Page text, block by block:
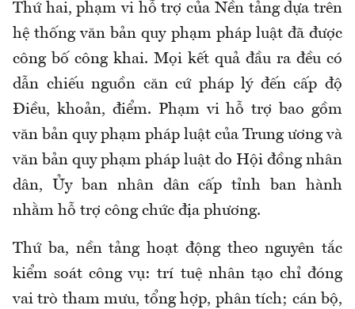
Thứ hai, phạm vi hỗ trợ của Nền tảng dựa trên
hệ thống văn bản quy phạm pháp luật đã được
công bố công khai. Mọi kết quả đầu ra đều có
dẫn chiếu nguồn căn cứ pháp lý đến cấp độ
Điều, khoản, điểm. Phạm vi hỗ trợ bao gồm
văn bản quy phạm pháp luật của Trung ương và
văn bản quy phạm pháp luật do Hội đồng nhân
dân, Ủy ban nhân dân cấp tỉnh ban hành
nhằm hỗ trợ công chức địa phương.
Thứ ba, nền tảng hoạt động theo nguyên tắc
kiểm soát công vụ: trí tuệ nhân tạo chỉ đóng
vai trò tham mưu, tổng hợp, phân tích; cán bộ,